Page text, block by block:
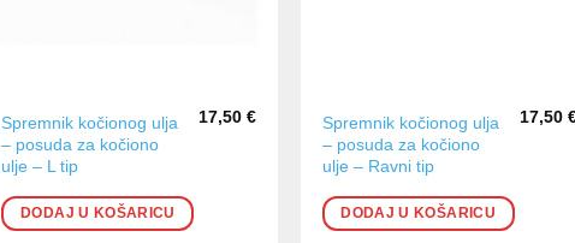
Spremnik kočionog ulja
– posuda za kočiono
ulje – L tip
17,50€
DODAJ U KOŠARICU
Spremnik kočionog ulja
– posuda za kočiono
ulje – Ravni tip
17,50
DODAJ U KOŠARICU